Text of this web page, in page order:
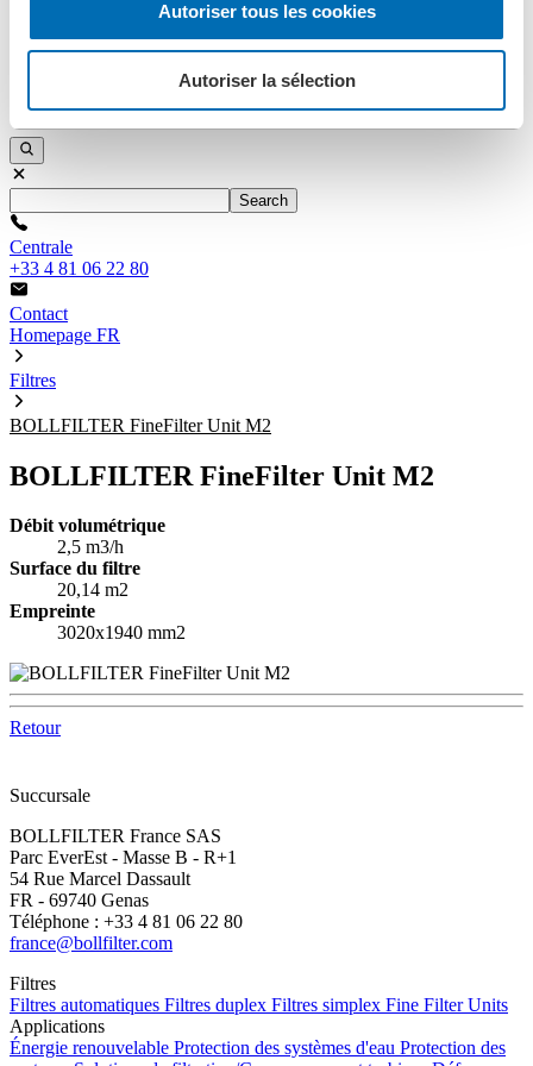
Autoriser tous les cookies
Autoriser la sélection
Actualités
Search
Search
Centrale
+33 4 81 06 22 80
Contact
Homepage FR
Filtres
BOLLFILTER FineFilter Unit M2
BOLLFILTER FineFilter Unit M2
Débit volumétrique
2,5 m3/h
Surface du filtre
20,14 m2
Empreinte
3020x1940 mm2
Retour
Succursale
BOLLFILTER France SAS
Parc EverEst - Masse B - R+1
54 Rue Marcel Dassault
FR - 69740 Genas
Téléphone : +33 4 81 06 22 80
france@bollfilter.com
Filtres
Filtres automatiques Filtres duplex Filtres simplex Fine Filter Units
Applications
Énergie renouvelable Protection des systèmes d'eau Protection des